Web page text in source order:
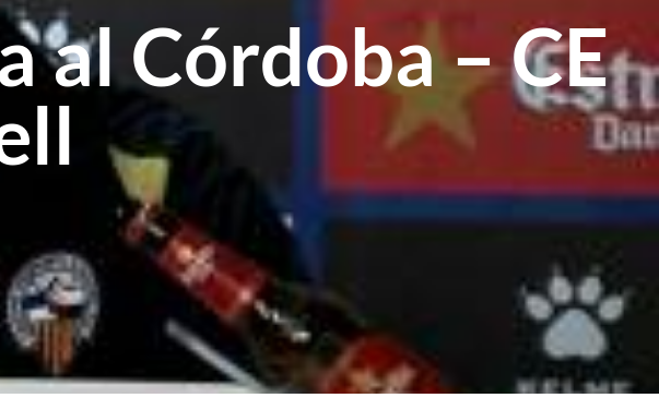
al Córdoba – CE